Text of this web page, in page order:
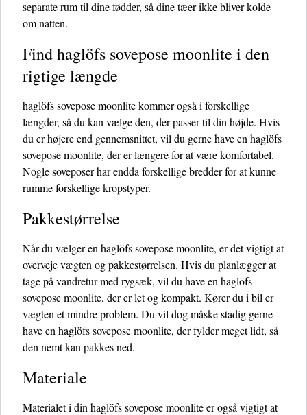
separate rum til dine fødder, så dine tæer ikke bliver kolde
om natten.
Find haglöfs sovepose moonlite i den
rigtige længde
haglöfs sovepose moonlite kommer også i forskellige
længder, så du kan vælge den, der passer til din højde. Hvis
du er højere end gennemsnittet, vil du gerne have en haglöfs
sovepose moonlite, der er længere for at være komfortabel.
Nogle soveposer har endda forskellige bredder for at kunne
rumme forskellige kropstyper.
Pakkestørrelse
Når du vælger en haglöfs sovepose moonlite, er det vigtigt at
overveje vægten og pakkestørrelsen. Hvis du planlægger at
tage på vandretur med rygsæk, vil du have en haglöfs
sovepose moonlite, der er let og kompakt. Kører du i bil er
vægten et mindre problem. Du vil dog måske stadig gerne
have en haglöfs sovepose moonlite, der fylder meget lidt, så
den nemt kan pakkes ned.
Materiale
Materialet i din haglöfs sovepose moonlite er også vigtigt at